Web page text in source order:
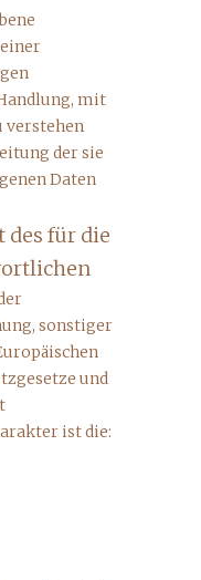
mit
verstehen
der sie
Daten
des für die
sonstiger
und
ist die: